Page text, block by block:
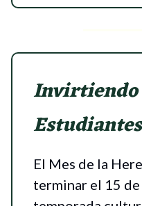
Invirtiendo
Estudiantes
El Mes de la
terminar el 15